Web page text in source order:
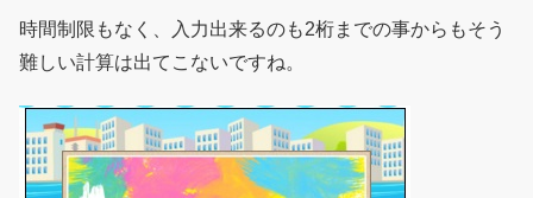
時間制限もなく、入力出来るのも2桁までの事からもそう
難しい計算は出てこないですね。